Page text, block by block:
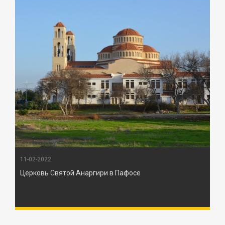
11-02-2022
Церковь Святой Анаргири в Пафосе